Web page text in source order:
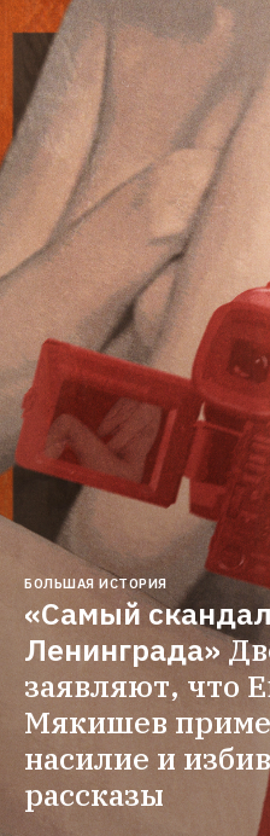
БОЛЬШАЯ ИСТОРИЯ
«Самый
Ленинграда»
заявляют, что
Мякишев
насилие и
рассказы